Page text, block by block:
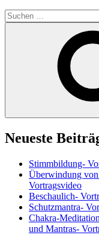
Suchen
nach:
Neueste
Stimmbildung-
Überwindung
Vortragsvideo
Beschaulich-
Schutzmantra-
Chakra-
und Mantras-